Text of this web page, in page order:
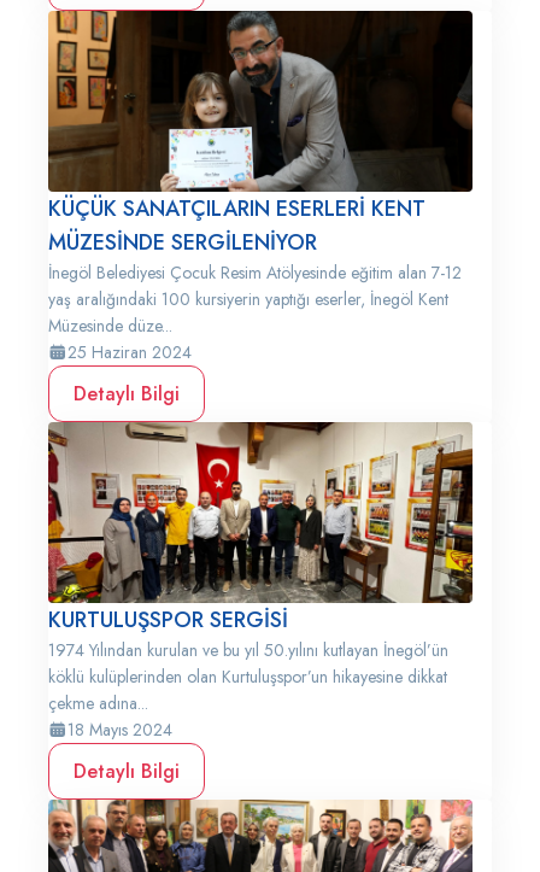
KÜÇÜK SANATÇILARIN ESERLERİ KENT
MÜZESİNDE SERGİLENİYOR
İnegöl Belediyesi Çocuk Resim Atölyesinde eğitim alan 7-12
yaş aralığındaki 100 kursiyerin yaptığı eserler, İnegöl Kent
Müzesinde düze...
25 Haziran 2024
Detaylı Bilgi
KURTULUŞSPOR SERGİSİ
1974 Yılından kurulan ve bu yıl 50.yılını kutlayan İnegöl’ün
köklü kulüplerinden olan Kurtuluşspor’un hikayesine dikkat
çekme adına...
18 Mayıs 2024
Detaylı Bilgi